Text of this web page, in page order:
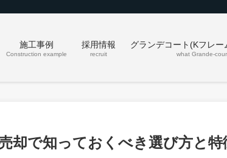
施工事例
Construction example
採用情報
recruit
グランデコート(Kフレー
what Grande-
却で知っておくべき選び方と特